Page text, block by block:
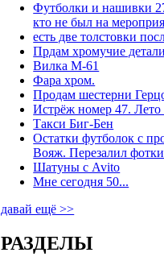
Футболки и нашивки
кто не был на
есть две толстовки
Прдам хромучие детали
Вилка М-61
Фара хром.
Продам шестерни
Истрёж номер 47. Лето
Такси Биг-Бен
Остатки футболок с
Вояж. Перезалил
Шатуны с Avito
Мне сегодня 50...
давай ещё >>
РАЗДЕЛЫ